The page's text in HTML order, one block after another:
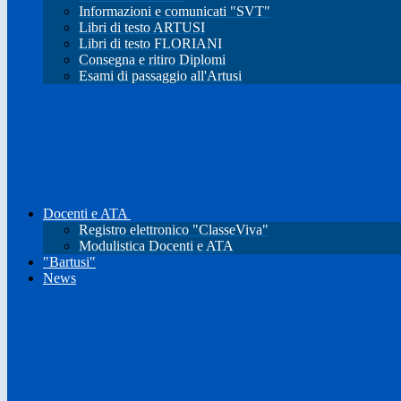
Informazioni e comunicati "SVT"
Libri di testo ARTUSI
Libri di testo FLORIANI
Consegna e ritiro Diplomi
Esami di passaggio all'Artusi
Docenti e ATA
Registro elettronico "ClasseViva"
Modulistica Docenti e ATA
"Bartusi"
News